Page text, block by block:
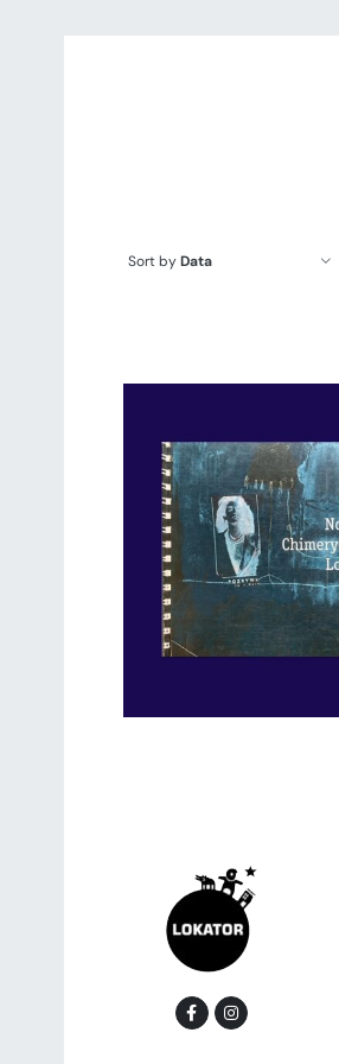
Sort byData
SZCZEGÓŁY